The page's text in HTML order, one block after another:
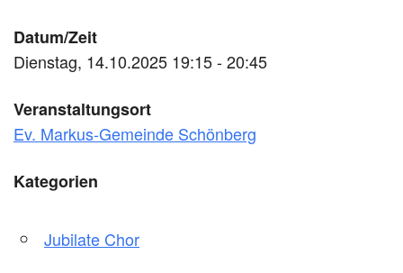
Datum/Zeit
Dienstag, 14.10.2025 19:15 - 20:45
Veranstaltungsort
Ev. Markus-Gemeinde Schönberg
Kategorien
Jubilate Chor